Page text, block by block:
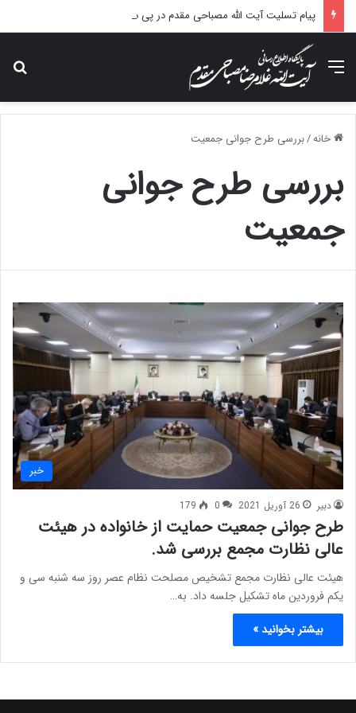
منو
خانه/بررسی طرح جوانی جمعیت
بررسی طرح جوانی
جمعیت
خبر
دبیر 26 آوریل 2021 0
179
طرح جوانی جمعیت حمایت از خانواده در هیئت
عالی نظارت مجمع بررسی شد.
هیئت عالی نظارت مجمع تشخیص مصلحت نظام عصر روز سه شنبه سی و
یکم فروردین ماه تشکیل جلسه داد. به…
بیشتر بخوانید »